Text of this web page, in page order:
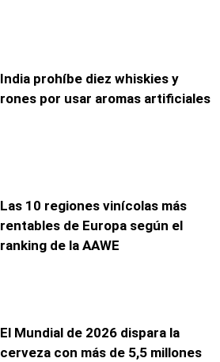
India prohíbe diez whiskies y
rones por usar aromas artificiales
Las 10 regiones vinícolas más
rentables de Europa según el
ranking de la AAWE
El Mundial de 2026 dispara la
cerveza con más de 5,5 millones